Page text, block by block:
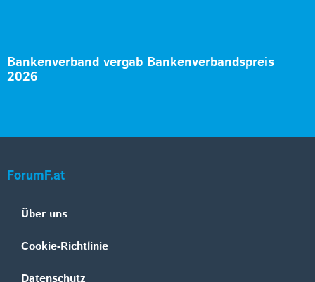
Bankenverband vergab Bankenverbandspreis
2026
ForumF.at
Über uns
Cookie-Richtlinie
Datenschutz